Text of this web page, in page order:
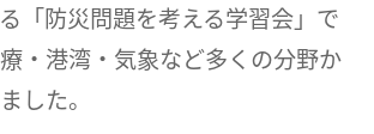
「防災問題を考える学習会」で
・港湾・気象など多くの分野か
した。